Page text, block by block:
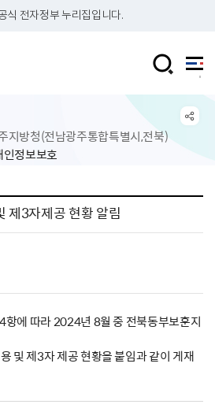
식 전자정부 누리집입니다.
지방청(전남광주통합특별시,전북)
인정보보호
제3자제공 현황 알림
에 따라 2024년 8월 중 전북동부보훈지
및 제3자 제공 현황을 붙임과 같이 게재